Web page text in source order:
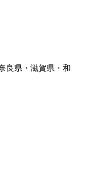
良県・滋賀県・和